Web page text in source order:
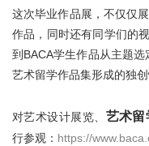
这次毕业作品展，不仅仅
作品，同时还有同学们的
到BACA学生作品从主题
艺术留学作品集形成的独创
对艺术设计展览、 艺术留
行参观： https://